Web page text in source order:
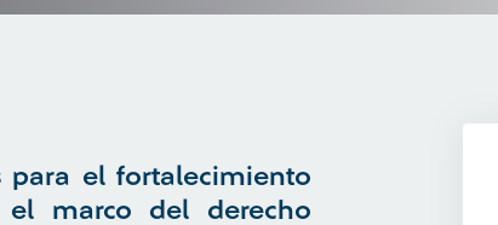
para el fortalecimiento
marco del derecho